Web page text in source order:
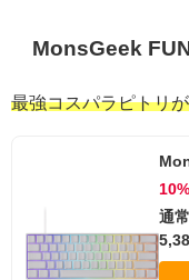
MonsGeek
最強コスパラピトリ
通